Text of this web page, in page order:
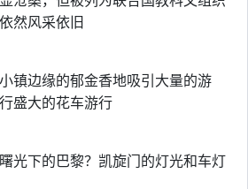
然风采依旧
镇边缘的郁金香地吸引大量的游
盛大的花车游行
光下的巴黎？凯旋门的灯光和车灯